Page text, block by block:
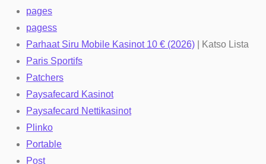
pages
pagess
Parhaat Siru Mobile Kasinot 10 € (2026) | Katso Lista
Paris Sportifs
Patchers
Paysafecard Kasinot
Paysafecard Nettikasinot
Plinko
Portable
Post